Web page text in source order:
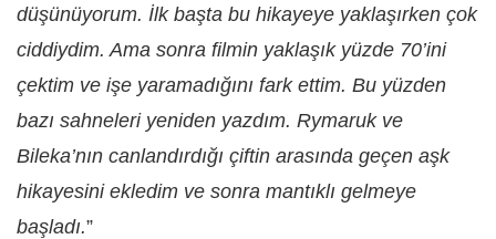
düşünüyorum. İlk başta bu hikayeye yaklaşırken çok
ciddiydim. Ama sonra filmin yaklaşık yüzde 70’ini
çektim ve işe yaramadığını fark ettim. Bu yüzden
bazı sahneleri yeniden yazdım. Rymaruk ve
Bileka’nın canlandırdığı çiftin arasında geçen aşk
hikayesini ekledim ve sonra mantıklı gelmeye
başladı.”